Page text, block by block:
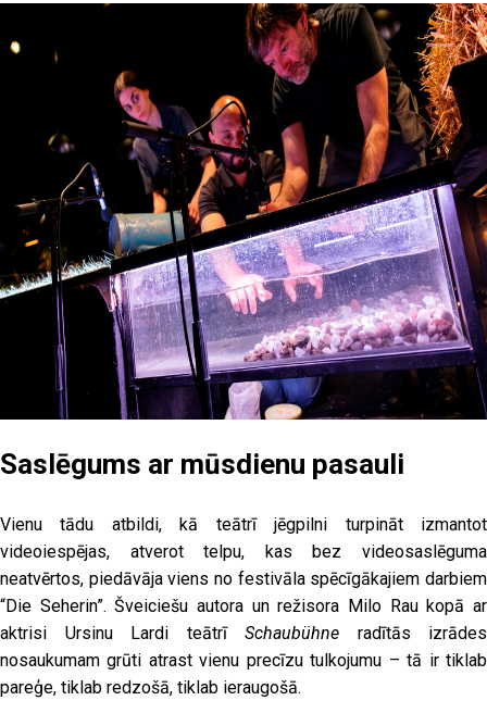
Saslēgums ar mūsdienu pasauli
Vienu tādu atbildi, kā teātrī jēgpilni turpināt izmantot
videoiespējas, atverot telpu, kas bez videosaslēguma
neatvērtos, piedāvāja viens no festivāla spēcīgākajiem darbiem
“Die Seherin”. Šveiciešu autora un režisora Milo Rau kopā ar
aktrisi Ursinu Lardi teātrī Schaubühne radītās izrādes
nosaukumam grūti atrast vienu precīzu tulkojumu – tā ir tiklab
pareģe, tiklab redzošā, tiklab ieraugošā.